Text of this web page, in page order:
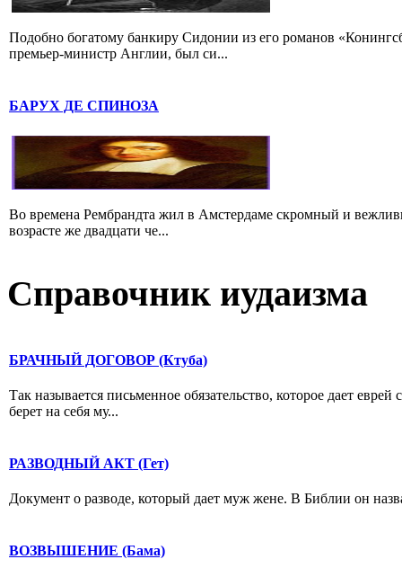
Подобно богатому банкиру Сидонии из его романов
премьер-министр Англии, был си...
БАРУХ ДЕ СПИНОЗА
Во времена Рембрандта жил в Амстердаме скромный и
возрасте же двадцати че...
Справочник иудаизма
БРАЧНЫЙ ДОГОВОР (Ктуба)
Так называется письменное обязательство, которое дает
берет на себя му...
РАЗВОДНЫЙ АКТ (Гет)
Документ о разводе, который дает муж жене. В Библии он
ВОЗВЫШЕНИЕ (Бама)